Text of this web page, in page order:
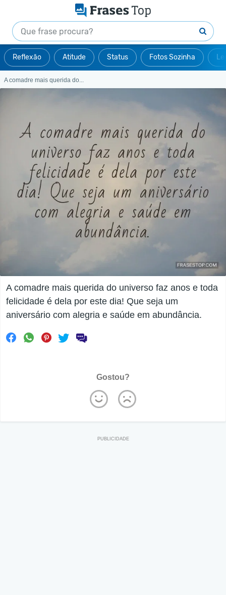
Reflexão Atitude Status Fotos Sozinha
A comadre mais querida do...
A comadre mais querida do universo faz anos e toda
felicidade é dela por este dia! Que seja um
aniversário com alegria e saúde em abundância.
Gostou?